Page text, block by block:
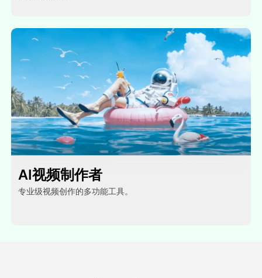
AI视频制作者
专业级视频创作的多功能工具。